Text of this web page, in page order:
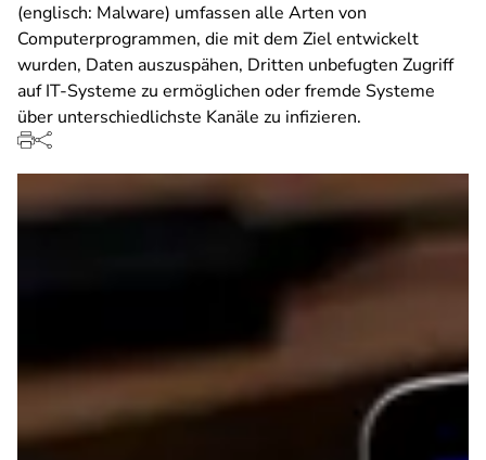
(englisch: Malware) umfassen alle Arten von
Computerprogrammen, die mit dem Ziel entwickelt
wurden, Daten auszuspähen, Dritten unbefugten Zugriff
auf IT-Systeme zu ermöglichen oder fremde Systeme
über unterschiedlichste Kanäle zu infizieren.